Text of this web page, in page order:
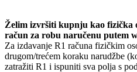
Želim izvršiti kupnju kao fizička
račun za robu naručenu putem
Za izdavanje R1 računa fizičkim
drugom/trećem koraku narudžbe
zatražiti R1 i ispuniti sva polja s